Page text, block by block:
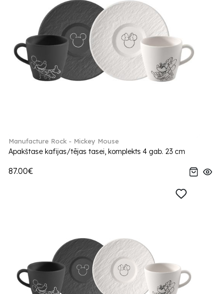
Manufacture Rock - Mickey Mouse
Apakštase kafijas/tējas tasei, komplekts 4 gab. 23 cm
87.00€